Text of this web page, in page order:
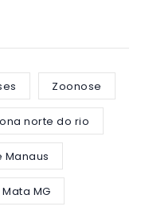
Zoonose
norte do rio
Manaus
MG